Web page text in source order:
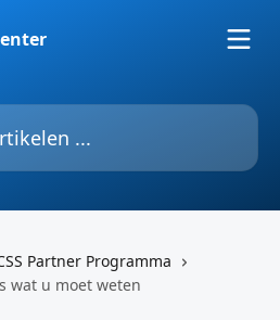
Partner Programma
wat u moet weten